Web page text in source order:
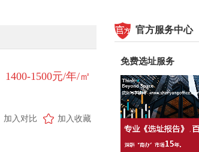
1400-1500元/年/㎡
加入收藏
加入对比
官方服务中心
免费选址服务